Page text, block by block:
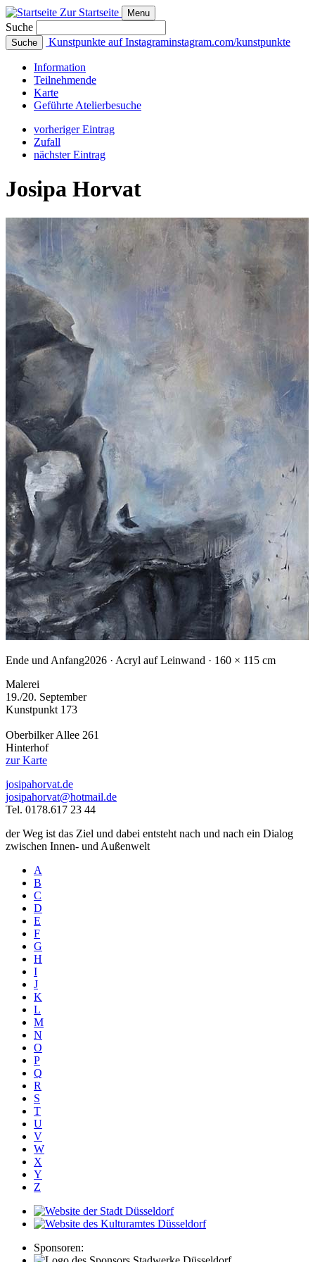
Zur Startseite Menu
Suche
Suche Kunstpunkte auf Instagraminstagram.com/kunstpunkte
Information
Teilnehmende
Karte
Geführte Atelierbesuche
vorheriger Eintrag
Zufall
nächster Eintrag
Josipa Horvat
Ende und Anfang2026 · Acryl auf Leinwand · 160 × 115 cm
Malerei
19./20. September
Kunstpunkt 173
Oberbilker Allee 261
Hinterhof
zur Karte
josipahorvat.de
josipahorvat@hotmail.de
Tel. 0178.617 23 44
der Weg ist das Ziel und dabei entsteht nach und nach ein Dialog
zwischen Innen- und Außenwelt
A
B
C
D
E
F
G
H
I
J
K
L
M
N
O
P
Q
R
S
T
U
V
W
X
Y
Z
Sponsoren: